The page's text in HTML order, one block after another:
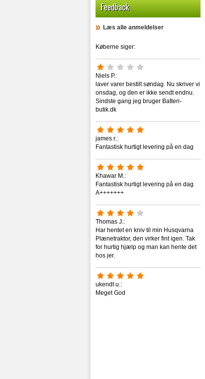
Feedback
Læs alle anmeldelser
Køberne siger:
Niels P.:
laver varer bestilt søndag. Nu skriver vi
onsdag, og den er ikke sendt endnu.
Sindste gang jeg bruger Batteri-
butik.dk
james r.:
Fantastisk hurtigt levering på en dag
Khawar M.:
Fantastisk hurtigt levering på en dag
A+++++++
Thomas J.:
Har hentet en kniv til min Husqvarna
Plænetraktor, den virker fint igen. Tak
for hurtig hjælp og man kan hente det
hos jer.
ukendt u.:
Meget God